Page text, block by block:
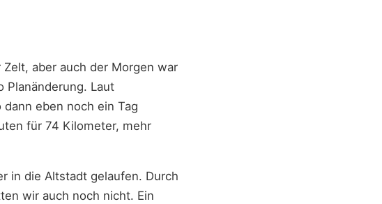
aber auch der Morgen war
Planänderung. Laut
eben noch ein Tag
für 74 Kilometer, mehr
in die Altstadt gelaufen. Durch
wir auch noch nicht. Ein